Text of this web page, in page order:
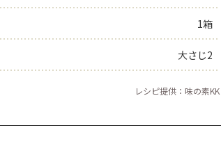
よくあるお問い合わせ
お買い物
1箱
大さじ2
レシピ提供：味の素KK